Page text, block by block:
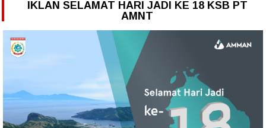
IKLAN SELAMAT HARI JADI KE 18 KSB PT
AMNT